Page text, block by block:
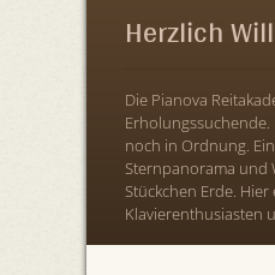
Herzlich
Die Pianova
Erholungssuchende.
noch in Ordnung.
Sternpanorama und
Stückchen Erde.
Klavierenthusiasten